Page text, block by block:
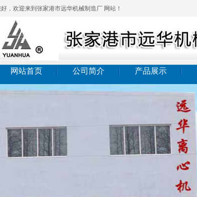
，欢迎来到张家港市远华机械制造厂 网站！
网站首页 公司简介 产品展示